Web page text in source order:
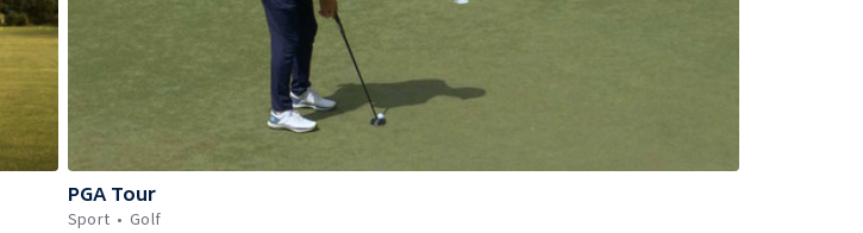
PGA Tour
Sport
Golf